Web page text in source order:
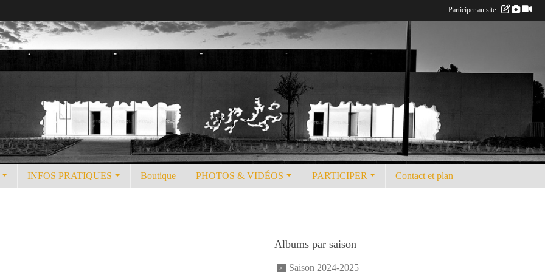
INFOS PRATIQUES Boutique PHOTOS & VIDÉOS PARTICIPER Contact et plan
Albums par saison
Saison 2024-2025
Participer au site :